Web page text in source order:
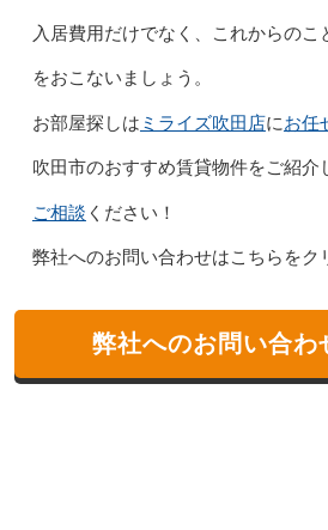
入居費用だけでなく、これからのこ
をおこないましょう。
お部屋探しは ミライズ吹田店にお任
吹田市のおすすめ賃貸物件をご紹介
ご相談 ください！
弊社へのお問い合わせはこちらをク
弊社へのお問い合わ